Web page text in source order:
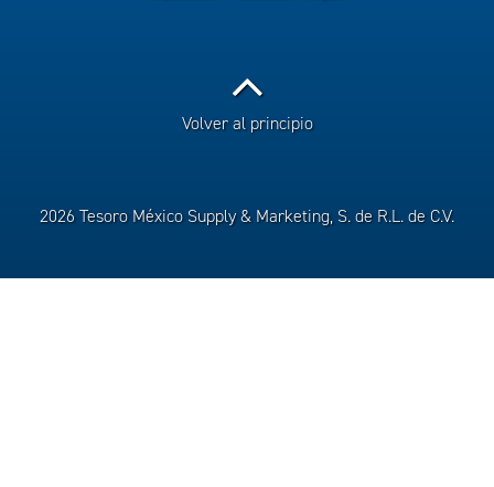
Volver al principio
2026 Tesoro México Supply & Marketing, S. de R.L. de C.V.